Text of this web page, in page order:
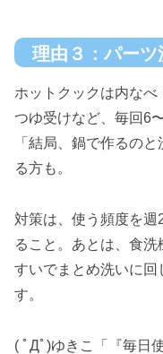
理由３：パーツ
ホットクックは内なべ
つゆ受けなど、毎回6
「結局、鍋で作るの
る方も。
対策は、使う頻度を
ること。あとは、食
すいでまとめ洗いに回
す。
( ﾟДﾟ)ゆきこ「『毎日